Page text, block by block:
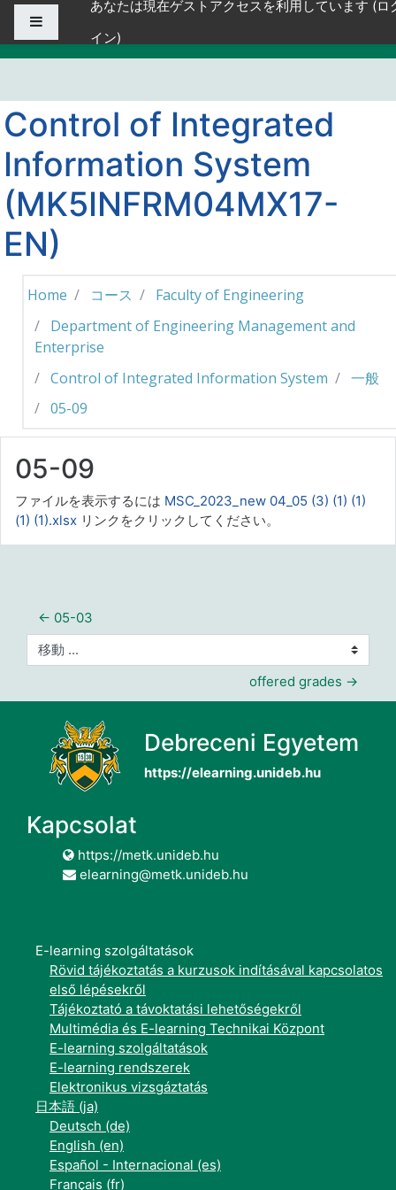
メインコンテンツへスキップする
あなたは現在ゲストアクセスを利用しています (ロ
イン)
Control of Integrated
Information System
(MK5INFRM04MX17-
EN)
Home コース
Faculty of Engineering
Department of Engineering Management and
Enterprise
Control of Integrated Information System
一般
05-09
05-09
ファイルを表示するには MSC_2023_new 04_05 (3) (1) (1)
(1) (1).xlsx リンクをクリックしてください。
← 05-03
移動 ...
offered grades →
Debreceni Egyetem
https://elearning.unideb.hu
Kapcsolat
https://metk.unideb.hu
elearning@metk.unideb.hu
E-learning szolgáltatások
Rövid tájékoztatás a kurzusok indításával kapcsolatos
első lépésekről
Tájékoztató a távoktatási lehetőségekről
Multimédia és E-learning Technikai Központ
E-learning szolgáltatások
E-learning rendszerek
Elektronikus vizsgáztatás
日本語 ‎(ja)‎
Deutsch ‎(de)‎
English ‎(en)‎
Español - Internacional ‎(es)‎
Français ‎(fr)‎